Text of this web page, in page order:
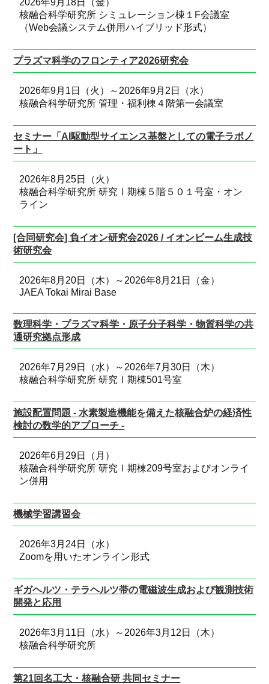
2026年9月18日（金）
核融合科学研究所 シミュレーション棟１F会議室
（Web会議システム併用ハイブリッド形式）
プラズマ科学のフロンティア2026研究会
2026年9月1日（火）～2026年9月2日（水）
核融合科学研究所 管理・福利棟４階第一会議室
セミナー「AI駆動型サイエンス基盤としての電子ラボノ
ート」
2026年8月25日（火）
核融合科学研究所 研究Ⅰ期棟５階５０１号室・オン
ライン
[合同研究会] 負イオン研究会2026 / イオンビーム生成技
術研究会
2026年8月20日（木）～2026年8月21日（金）
JAEA Tokai Mirai Base
数理科学・プラズマ科学・原子分子科学・物質科学の共
通研究拠点形成
2026年7月29日（水）～2026年7月30日（木）
核融合科学研究所 研究Ⅰ期棟501号室
施設配置問題 - 水素製造機能を備えた核融合炉の経済性
検討の数学的アプローチ -
2026年6月29日（月）
核融合科学研究所 研究Ⅰ期棟209号室およびオンライ
ン併用
機械学習講習会
2026年3月24日（水）
Zoomを用いたオンライン形式
ギガヘルツ・テラヘルツ帯の電磁波生成および観測技術
開発と応用
2026年3月11日（水）～2026年3月12日（木）
核融合科学研究所
第21回名工大・核融合研 共同セミナー